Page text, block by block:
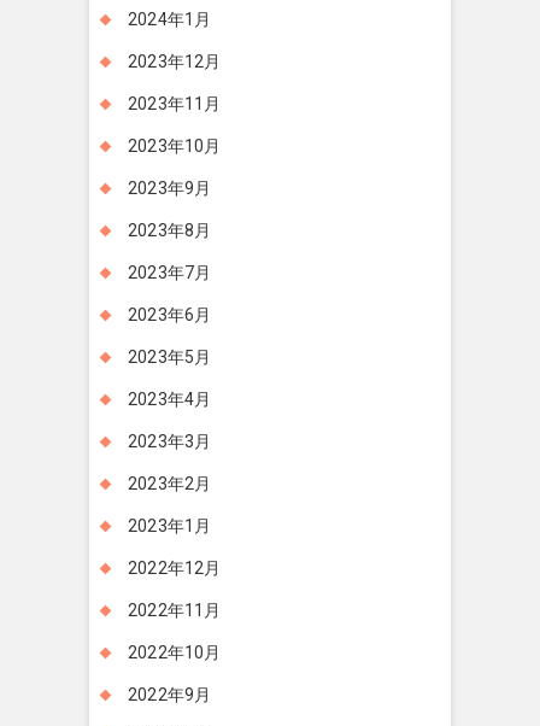
2024年1月
2023年12月
2023年11月
2023年10月
2023年9月
2023年8月
2023年7月
2023年6月
2023年5月
2023年4月
2023年3月
2023年2月
2023年1月
2022年12月
2022年11月
2022年10月
2022年9月